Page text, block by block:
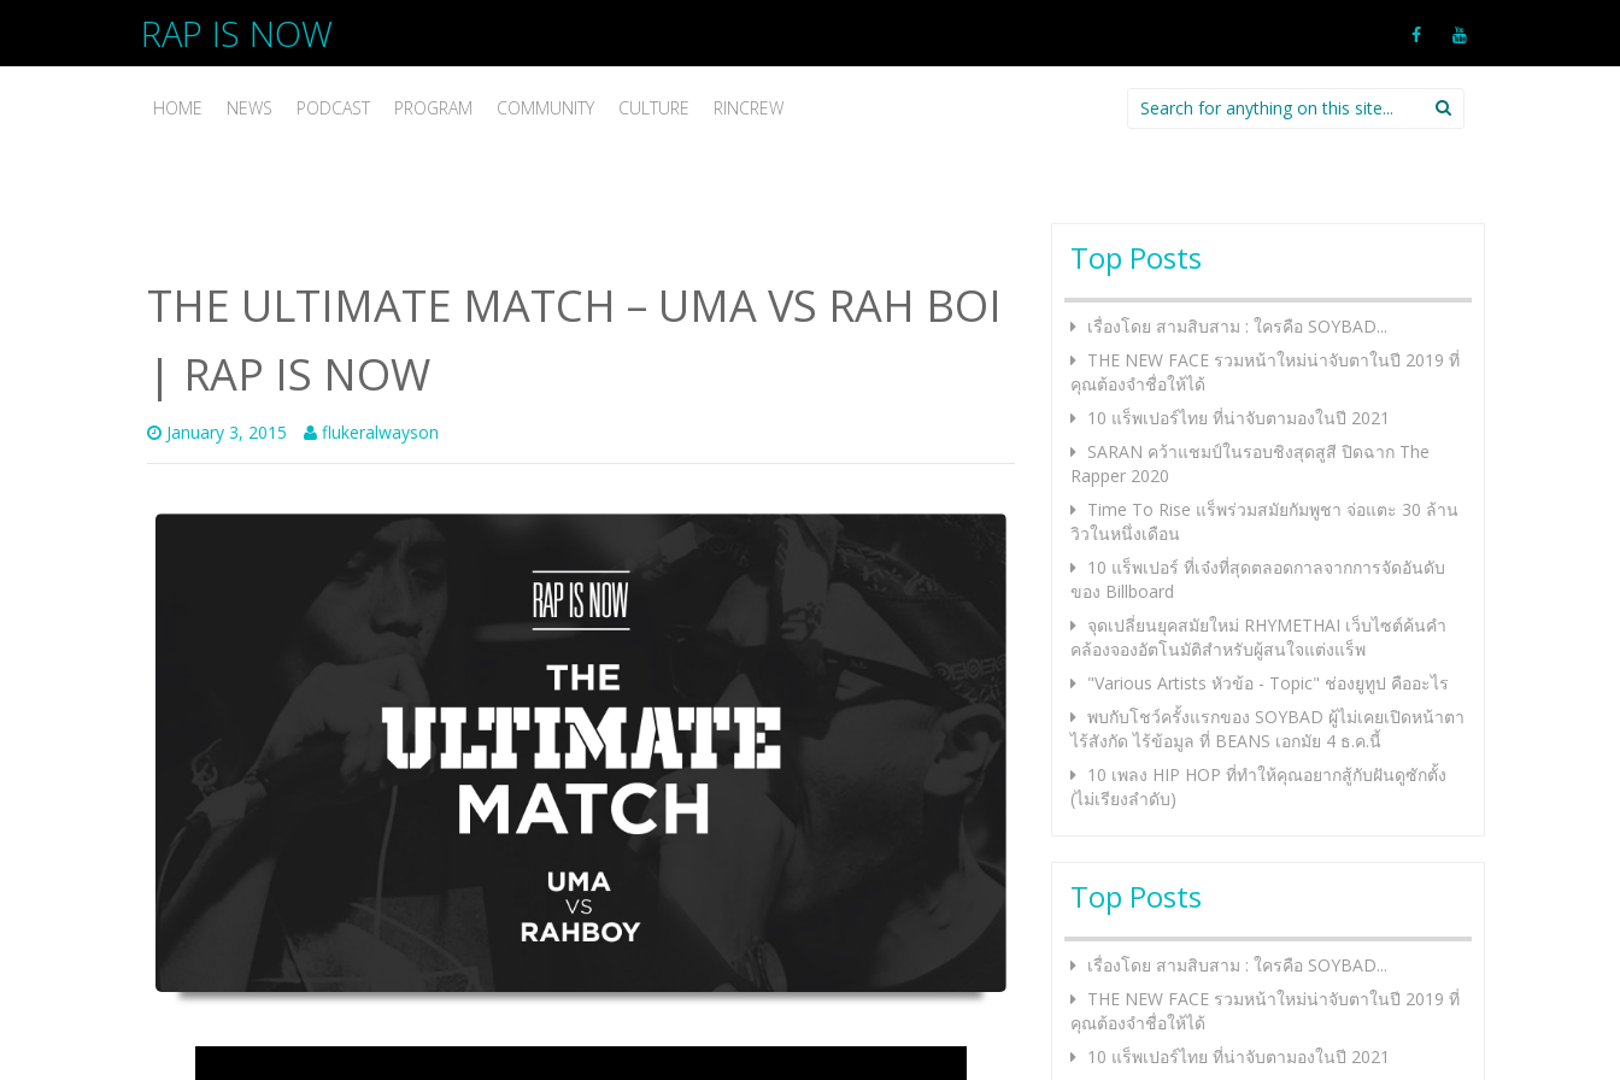
RAP IS NOW
HOME NEWS PODCAST PROGRAM COMMUNITY CULTURE RINCREW
Search
for:
THE ULTIMATE MATCH – UMA VS RAH BOI
| RAP IS NOW
January 3, 2015 flukeralwayson
Top Posts
เรื่องโดย สามสิบสาม : ใครคือ SOYBAD...
THE NEW FACE รวมหน้าใหม่น่าจับตาในปี 2019 ที่
คุณต้องจำชื่อให้ได้
10 แร็พเปอร์ไทย ที่น่าจับตามองในปี 2021
SARAN คว้าแชมป์ในรอบชิงสุดสูสี ปิดฉาก The
Rapper 2020
Time To Rise แร็พร่วมสมัยกัมพูชา จ่อแตะ 30 ล้าน
วิวในหนึ่งเดือน
10 แร็พเปอร์ ที่เจ๋งที่สุดตลอดกาลจากการจัดอันดับ
ของ Billboard
จุดเปลี่ยนยุคสมัยใหม่ RHYMETHAI เว็บไซต์ค้นคำ
คล้องจองอัตโนมัติสำหรับผู้สนใจแต่งแร็พ
"Various Artists หัวข้อ - Topic" ช่องยูทูป คืออะไร
พบกับโชว์ครั้งแรกของ SOYBAD ผู้ไม่เคยเปิดหน้าตา
ไร้สังกัด ไร้ข้อมูล ที่ BEANS เอกมัย 4 ธ.ค.นี้
10 เพลง HIP HOP ที่ทำให้คุณอยากสู้กับฝันดูซักตั้ง
(ไม่เรียงลำดับ)
Top Posts
เรื่องโดย สามสิบสาม : ใครคือ SOYBAD...
THE NEW FACE รวมหน้าใหม่น่าจับตาในปี 2019 ที่
คุณต้องจำชื่อให้ได้
10 แร็พเปอร์ไทย ที่น่าจับตามองในปี 2021